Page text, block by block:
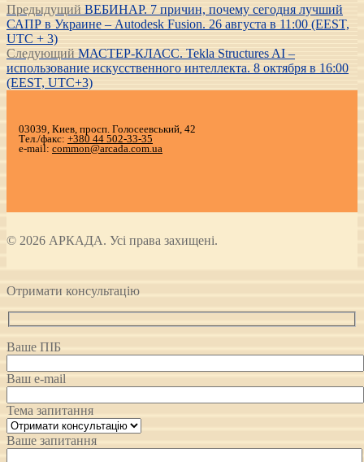
Навигация
по
записям
Предыдущий Предыдущая
запись:
ВЕБИНАР. 7 причин, почему сегодня лучший
САПР в Украине – Autodesk Fusion. 26 августа в 11:00 (EEST,
UTC + 3)
Следующий Следующая
запись:
МАСТЕР-КЛАСС. Tekla Structures AI –
использование искусственного интеллекта. 8 октября в 16:00
(EEST, UTC+3)
03039, Киев, просп. Голосеевський, 42
Тел./факс: +380 44 502-33-35
e-mail: common@arcada.com.ua
© 2026 АРКАДА. Усі права захищені.
Отримати консультацію
Ваше ПІБ
Ваш e-mail
Тема запитання
Ваше запитання